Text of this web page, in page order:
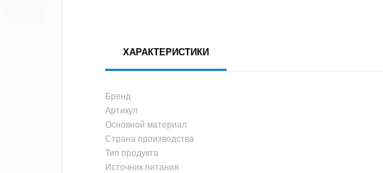
ХАРАКТЕРИСТИКИ
Бренд
Артикул
Основной материал
Страна производства
Тип продукта
Источник питания